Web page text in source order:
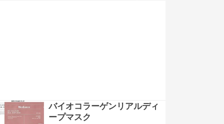
バイオコラーゲンリアルディ
ープマスク